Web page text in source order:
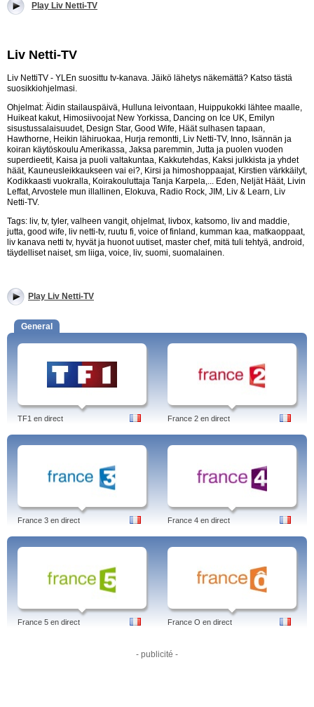
Play Liv Netti-TV
Liv Netti-TV
Liv NettiTV - YLEn suosittu tv-kanava. Jäikö lähetys näkemättä? Katso tästä
suosikkiohjelmasi.
Ohjelmat: Äidin stailauspäivä, Hulluna leivontaan, Huippukokki lähtee maalle,
Huikeat kakut, Himosiivoojat New Yorkissa, Dancing on Ice UK, Emilyn
sisustussalaisuudet, Design Star, Good Wife, Häät sulhasen tapaan,
Hawthorne, Heikin lähiruokaa, Hurja remontti, Liv Netti-TV, Inno, Isännän ja
koiran käytöskoulu Amerikassa, Jaksa paremmin, Jutta ja puolen vuoden
superdieetit, Kaisa ja puoli valtakuntaa, Kakkutehdas, Kaksi julkkista ja yhdet
häät, Kauneusleikkaukseen vai ei?, Kirsi ja himoshoppaajat, Kirstien värkkäilyt,
Kodikkaasti vuokralla, Koirakouluttaja Tanja Karpela,... Eden, Neljät Häät, Livin
Leffat, Arvostele mun illallinen, Elokuva, Radio Rock, JIM, Liv & Learn, Liv
Netti-TV.
Tags: liv, tv, tyler, valheen vangit, ohjelmat, livbox, katsomo, liv and maddie,
jutta, good wife, liv netti-tv, ruutu fi, voice of finland, kumman kaa, matkaoppaat,
liv kanava netti tv, hyvät ja huonot uutiset, master chef, mitä tuli tehtyä, android,
täydelliset naiset, sm liiga, voice, liv, suomi, suomalainen.
Play Liv Netti-TV
General
TF1 en direct France 2 en direct
France 3 en direct France 4 en direct
France 5 en direct France O en direct
- publicité -